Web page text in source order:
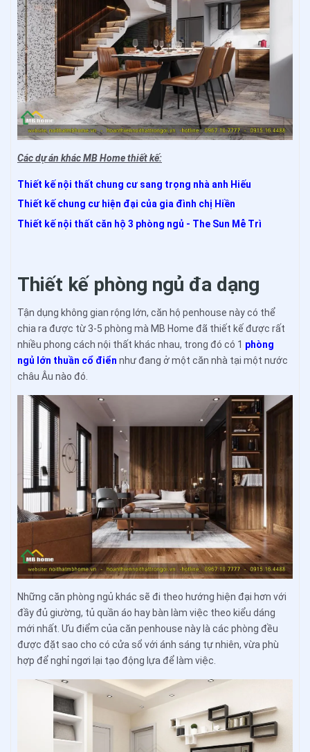
Các dự án khác MB Home thiết kế:
Thiết kế nội thất chung cư sang trọng nhà anh Hiếu
Thiết kế chung cư hiện đại của gia đình chị Hiền
Thiết kế nội thất căn hộ 3 phòng ngủ - The Sun Mễ Trì
Thiết kế phòng ngủ đa dạng
Tận dụng không gian rộng lớn, căn hộ penhouse này có thể
chia ra được từ 3-5 phòng mà MB Home đã thiết kế được rất
nhiều phong cách nội thất khác nhau, trong đó có 1 phòng
ngủ lớn thuần cổ điển như đang ở một căn nhà tại một nước
châu Âu nào đó.
Những căn phòng ngủ khác sẽ đi theo hướng hiện đại hơn với
đầy đủ giường, tủ quần áo hay bàn làm việc theo kiểu dáng
mới nhất. Ưu điểm của căn penhouse này là các phòng đều
được đặt sao cho có cửa sổ với ánh sáng tự nhiên, vừa phù
hợp để nghỉ ngơi lại tạo động lựa để làm việc.